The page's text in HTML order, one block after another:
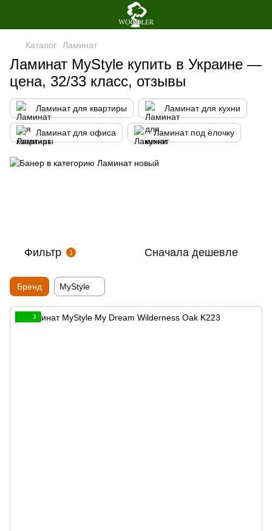
Каталог Ламинат
Ламинат MyStyle купить в Украине —
цена, 32/33 класс, отзывы
Ламинат для квартиры Ламинат для кухни
Ламинат для офиса Ламинат под ёлочку
Фильтр 1 Сначала дешевле
Бренд MyStyle
3